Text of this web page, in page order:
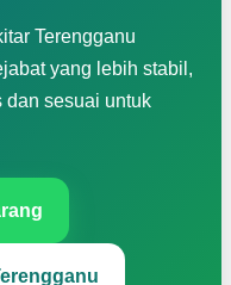
Terengganu
yang lebih stabil,
dan sesuai untuk